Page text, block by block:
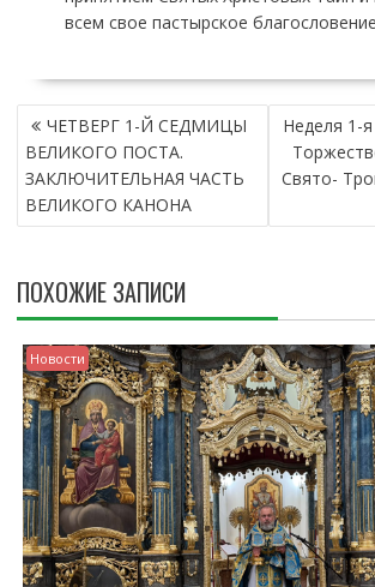
всем свое пастырское
Н
А
В
И
Г
Ц
И
Я
П
О
З
А
П
И
С
Я
М
ЧЕТВЕРГ 1-Й СЕДМИЦЫ
ВЕЛИКОГО ПОСТА.
ЗАКЛЮЧИТЕЛЬНАЯ ЧАСТЬ
ВЕЛИКОГО КАНОНА
Неделя 1-
Свято-
ПОХОЖИЕ ЗАПИСИ
Новости